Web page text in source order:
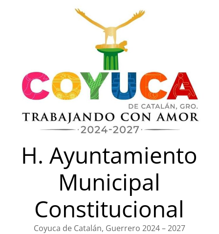
H. Ayuntamiento
Municipal
Constitucional
Coyuca de Catalán, Guerrero 2024 – 2027